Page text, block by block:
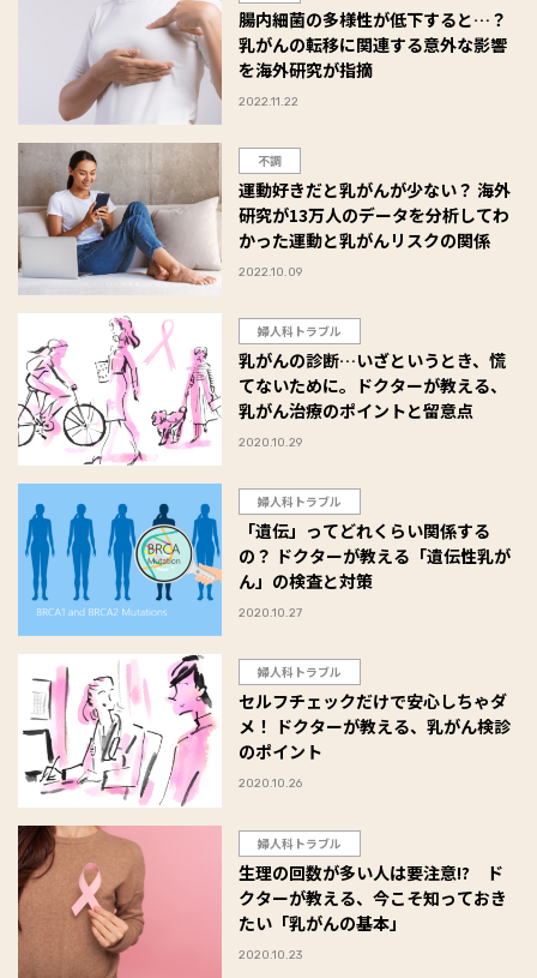
腸内細菌の多様性が低下すると…？
乳がんの転移に関連する意外な影響
を海外研究が指摘
2022.11.22
不調
運動好きだと乳がんが少ない？ 海外
研究が13万人のデータを分析してわ
かった運動と乳がんリスクの関係
2022.10.09
婦人科トラブル
乳がんの診断…いざというとき、慌
てないために。ドクターが教える、
乳がん治療のポイントと留意点
2020.10.29
婦人科トラブル
「遺伝」ってどれくらい関係する
の？ ドクターが教える「遺伝性乳が
ん」の検査と対策
2020.10.27
婦人科トラブル
セルフチェックだけで安心しちゃダ
メ！ ドクターが教える、乳がん検診
のポイント
2020.10.26
婦人科トラブル
生理の回数が多い人は要注意!? ド
クターが教える、今こそ知っておき
たい「乳がんの基本」
2020.10.23